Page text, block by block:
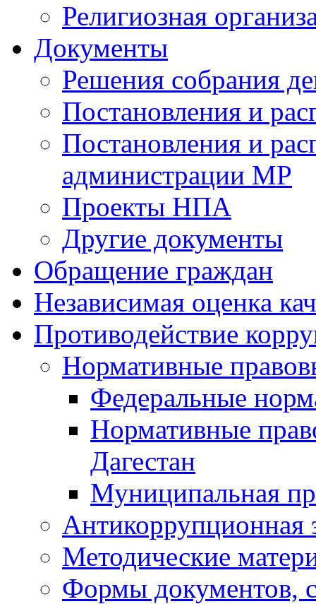
Религиозная
Документы
Решения собрания
Постановления и
Постановления и
администрации МР
Проекты НПА
Другие документы
Обращение граждан
Независимая оценка
Противодействие
Нормативные
Федеральные
Нормативные
Дагестан
Муниципальная
Антикоррупционная
Методические
Формы документов,